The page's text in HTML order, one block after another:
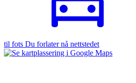
til fots Du forlater nå nettstedet